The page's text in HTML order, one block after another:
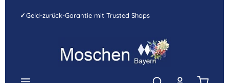
Zum Hauptinhalt springen
✓Geld-zurück-Garantie mit Trusted Shops